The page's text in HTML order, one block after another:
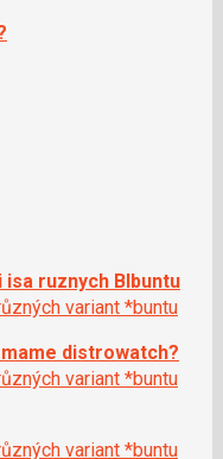
isa ruznych Blbuntu
variant *buntu
distrowatch?
variant *buntu
variant *buntu